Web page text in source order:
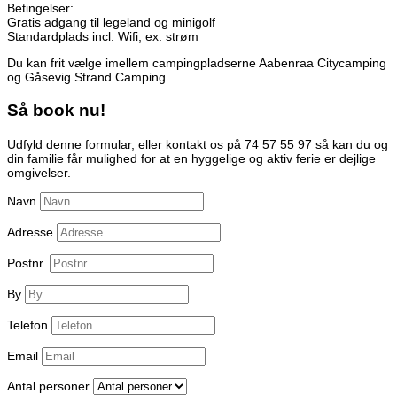
Betingelser:
Gratis adgang til legeland og minigolf
Standardplads incl. Wifi, ex. strøm
Du kan frit vælge imellem campingpladserne Aabenraa Citycamping
og Gåsevig Strand Camping.
Så book nu!
Udfyld denne formular, eller kontakt os på 74 57 55 97 så kan du og
din familie får mulighed for at en hyggelige og aktiv ferie er dejlige
omgivelser.
Navn
Adresse
Postnr.
By
Telefon
Email
Antal personer